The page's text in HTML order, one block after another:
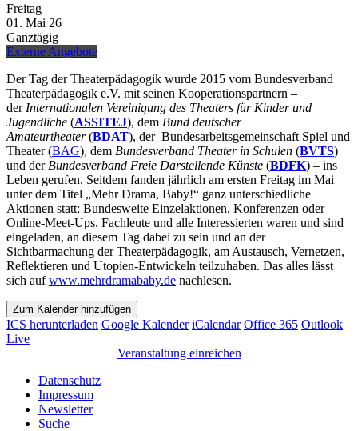
Freitag
01. Mai 26
Ganztägig
Externe Angebote
Der Tag der Theaterpädagogik wurde 2015 vom Bundesverband
Theaterpädagogik e.V. mit seinen Kooperationspartnern –
der Internationalen Vereinigung des Theaters für Kinder und
Jugendliche (ASSITEJ), dem Bund deutscher
Amateurtheater(BDAT), der Bundesarbeitsgemeinschaft Spiel und
Theater (BAG), dem Bundesverband Theater in Schulen (BVTS)
und der Bundesverband Freie Darstellende Künste (BDFK) – ins
Leben gerufen. Seitdem fanden jährlich am ersten Freitag im Mai
unter dem Titel „Mehr Drama, Baby!“ ganz unterschiedliche
Aktionen statt: Bundesweite Einzelaktionen, Konferenzen oder
Online-Meet-Ups. Fachleute und alle Interessierten waren und sind
eingeladen, an diesem Tag dabei zu sein und an der
Sichtbarmachung der Theaterpädagogik, am Austausch, Vernetzen,
Reflektieren und Utopien-Entwickeln teilzuhaben. Das alles lässt
sich aufwww.mehrdramababy.de nachlesen.
Zum Kalender hinzufügen
ICS herunterladen Google Kalender iCalendar Office 365 Outlook
Live
Veranstaltung einreichen
Datenschutz
Impressum
Newsletter
Suche